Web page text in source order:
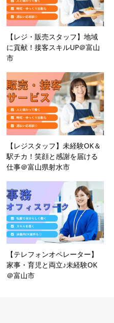
【レジ・販売スタッフ】地域
に貢献！接客スキルUP＠富山
市
【レジスタッフ】未経験OK＆
駅チカ！笑顔と感謝を届ける
仕事＠富山県射水市
【テレフォンオペレーター】
家事・育児と両立♪未経験OK
＠富山市